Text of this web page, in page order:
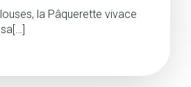
la Pâquerette vivace